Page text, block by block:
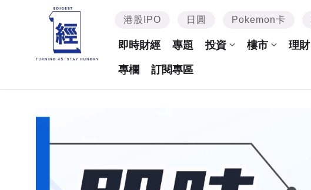
港股IPO 日圓 Pokemon卡
即時財經 專題 投資 樓市 理財
專欄 訂閱專區